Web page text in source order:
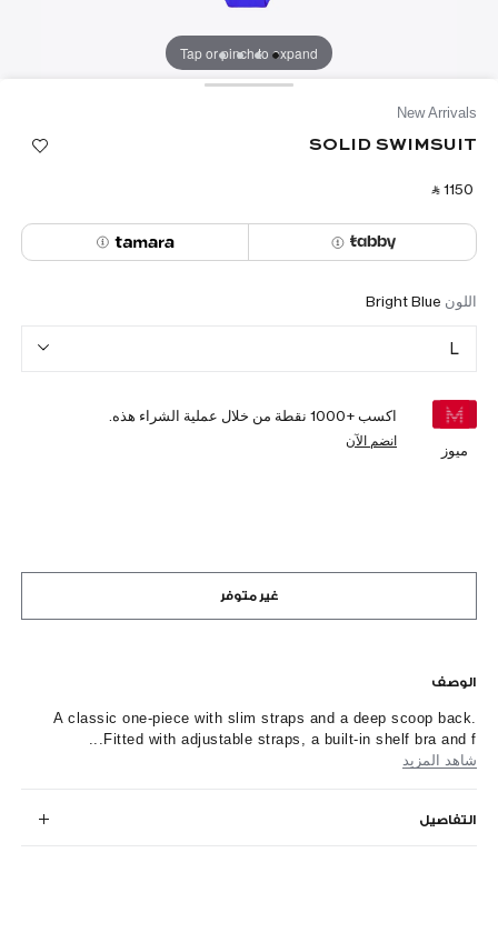
Tap or pinch to expand
New Arrivals
SOLID SWIMSUIT
‎ ⃁ ⁦1150⁩ ‎
اللون Bright Blue
L
ميوز
اكسب +1000 نقطة من خلال عملية الشراء هذه.
انضم الآن
غير متوفر
الوصف
A classic one-piece with slim straps and a deep scoop back.
Fitted with adjustable straps, a built-in shelf bra and f...
شاهد المزيد
التفاصيل